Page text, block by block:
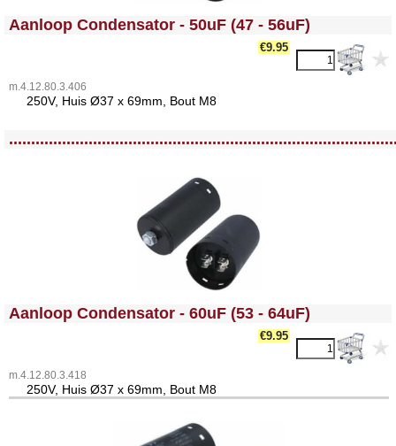
<!-- MakeFullWidth0 --><!-- MakeFullWidth1 --><!-- MakeFullWidth2 --><!-- MakeFullWidth3 --><!-- MakeFullWidth4 --><!-- MakeFullWidth5 --><!-- MakeFullWidth6 --><!-- MakeFullWidth7 --><!-- MakeFullWidth8 --><!-- MakeFullWidth9 --><!-- MakeFullWidth10 --><!-- MakeFullWidth11 --><!-- MakeFullWidth12 --><!-- MakeFullWidth13 --><!-- MakeFullWidth14 --><!-- MakeFullWidth15 --><!-- MakeFullWidth16 --><!-- MakeFullWidth17 --><!-- MakeFullWidth18 --><!-- MakeFullWidth19 -->
Aanloop Condensator - 50uF (47 - 56uF)
€9.95
m.4.12.80.3.406
250V, Huis Ø37 x 69mm, Bout M8
<!-- MakeFullWidth0 --><!-- MakeFullWidth1 --><!-- MakeFullWidth2 --><!-- MakeFullWidth3 --><!-- MakeFullWidth4 --><!-- MakeFullWidth5 --><!-- MakeFullWidth6 --><!-- MakeFullWidth7 --><!-- MakeFullWidth8 --><!-- MakeFullWidth9 --><!-- MakeFullWidth10 --><!-- MakeFullWidth11 --><!-- MakeFullWidth12 --><!-- MakeFullWidth13 --><!-- MakeFullWidth14 --><!-- MakeFullWidth15 --><!-- MakeFullWidth16 --><!-- MakeFullWidth17 --><!-- MakeFullWidth18 --><!-- MakeFullWidth19 -->
Aanloop Condensator - 60uF (53 - 64uF)
€9.95
m.4.12.80.3.418
250V, Huis Ø37 x 69mm, Bout M8